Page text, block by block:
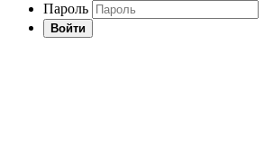
Пароль
Войти